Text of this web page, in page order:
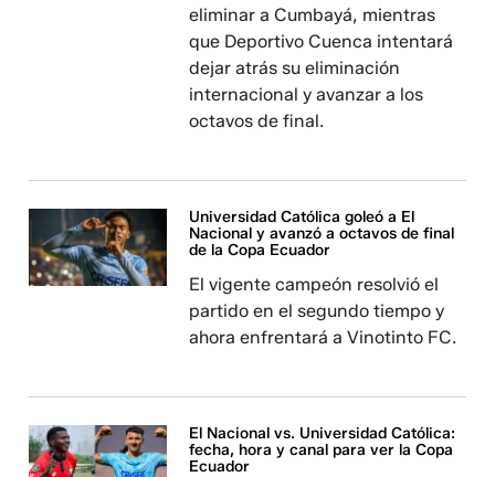
eliminar a Cumbayá, mientras
que Deportivo Cuenca intentará
dejar atrás su eliminación
internacional y avanzar a los
octavos de final.
Universidad Católica goleó a El
Nacional y avanzó a octavos de final
de la Copa Ecuador
El vigente campeón resolvió el
partido en el segundo tiempo y
ahora enfrentará a Vinotinto FC.
El Nacional vs. Universidad Católica:
fecha, hora y canal para ver la Copa
Ecuador